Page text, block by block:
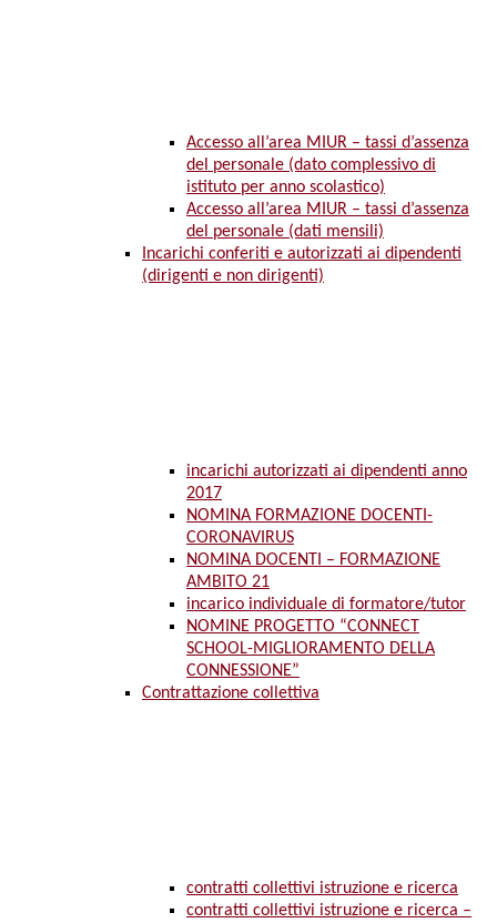
Accesso all’area MIUR – tassi d’assenza
del personale (dato complessivo di
istituto per anno scolastico)
Accesso all’area MIUR – tassi d’assenza
del personale (dati mensili)
Incarichi conferiti e autorizzati ai dipendenti
(dirigenti e non dirigenti)
incarichi autorizzati ai dipendenti anno
2017
NOMINA FORMAZIONE DOCENTI-
CORONAVIRUS
NOMINA DOCENTI – FORMAZIONE
AMBITO 21
incarico individuale di formatore/tutor
NOMINE PROGETTO “CONNECT
SCHOOL-MIGLIORAMENTO DELLA
CONNESSIONE”
Contrattazione collettiva
contratti collettivi istruzione e ricerca
contratti collettivi istruzione e ricerca –